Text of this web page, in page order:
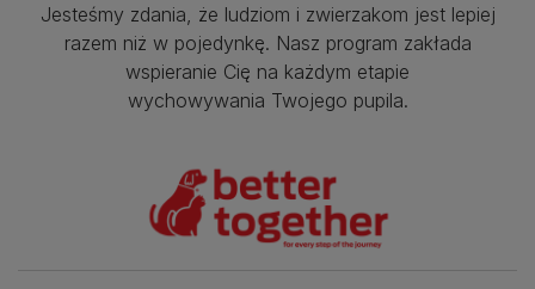
Jesteśmy zdania, że ludziom i zwierzakom jest lepiej
razem niż w pojedynkę. Nasz program zakłada
wspieranie Cię na każdym etapie
wychowywania Twojego pupila.